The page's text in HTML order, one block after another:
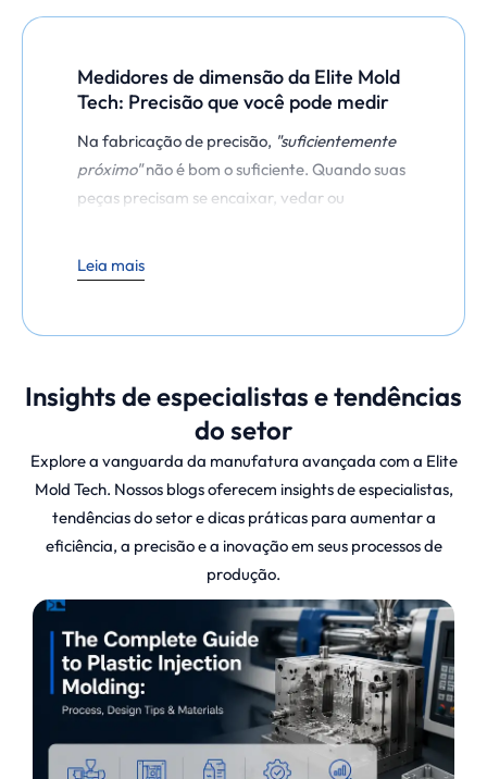
Medidores de dimensão da Elite Mold
Tech: Precisão que você pode medir
Na fabricação de precisão, "suficientemente
próximo"não é bom o suficiente. Quando suas
peças precisam se encaixar, vedar ou
projetadas, você precisa de ferramentas que
possam confirmar a precisão dimensional - de
umMedidor de dimensão.
Técnico de moldes de elite
fabricamos produtos personalizados
medidores de dimensão
para ajudá-lo a
validar as dimensões das peças no chão de
fábrica, garantindo qualidade consistente
com o mínimo de tempo de inatividade.
O que é um
Dimension Gauge?
AMedidor de dimensão(também chamado
de dispositivo de verificação ou medidor de
Leia mais
Insights de especialistas e tendências
do setor
Explore a vanguarda da manufatura avançada com a Elite
Mold Tech. Nossos blogs oferecem insights de especialistas,
tendências do setor e dicas práticas para aumentar a
eficiência, a precisão e a inovação em seus processos de
produção.